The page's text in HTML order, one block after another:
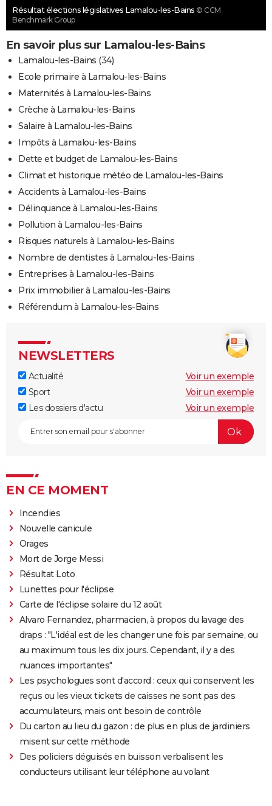
Résultat élections législatives Lamalou-les-Bains © CCM
Benchmark Group
En savoir plus sur Lamalou-les-Bains
Lamalou-les-Bains (34)
Ecole primaire à Lamalou-les-Bains
Maternités à Lamalou-les-Bains
Crèche à Lamalou-les-Bains
Salaire à Lamalou-les-Bains
Impôts à Lamalou-les-Bains
Dette et budget de Lamalou-les-Bains
Climat et historique météo de Lamalou-les-Bains
Accidents à Lamalou-les-Bains
Délinquance à Lamalou-les-Bains
Pollution à Lamalou-les-Bains
Risques naturels à Lamalou-les-Bains
Nombre de dentistes à Lamalou-les-Bains
Entreprises à Lamalou-les-Bains
Prix immobilier à Lamalou-les-Bains
Référendum à Lamalou-les-Bains
NEWSLETTERS
Actualité
Voir un exemple
Sport
Voir un exemple
Les dossiers d'actu
Voir un exemple
EN CE MOMENT
Incendies
Nouvelle canicule
Orages
Mort de Jorge Messi
Résultat Loto
Lunettes pour l'éclipse
Carte de l'éclipse solaire du 12 août
Alvaro Fernandez, pharmacien, à propos du lavage des
draps : "L'idéal est de les changer une fois par semaine, ou
au maximum tous les dix jours. Cependant, il y a des
nuances importantes"
Les psychologues sont d'accord : ceux qui conservent les
reçus ou les vieux tickets de caisses ne sont pas des
accumulateurs, mais ont besoin de contrôle
Du carton au lieu du gazon : de plus en plus de jardiniers
misent sur cette méthode
Des policiers déguisés en buisson verbalisent les
conducteurs utilisant leur téléphone au volant